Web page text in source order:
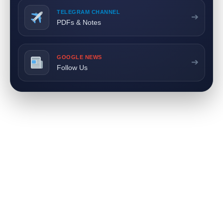
TELEGRAM CHANNEL
PDFs & Notes
➔
GOOGLE NEWS
Follow Us
➔